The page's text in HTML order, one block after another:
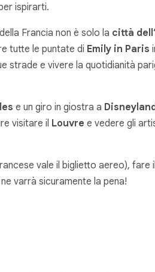
ispirarti.
Francia non è solo la città
tutte le puntate di Emily in Paris
e vivere la quotidianità
e un giro in giostra a
visitare il Louvre e vedere gli
vale il biglietto aereo), fare
varrà sicuramente la pena!